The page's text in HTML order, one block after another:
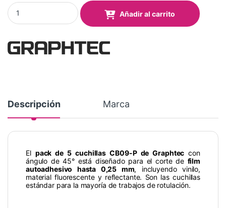
Cuchillas de corte CB09-P quantity
Añadir al carrito
Descripción Marca
El pack de 5 cuchillas CB09-P de Graphtec con
ángulo de 45° está diseñado para el corte de film
autoadhesivo hasta 0,25 mm, incluyendo vinilo,
material fluorescente y reflectante. Son las cuchillas
estándar para la mayoría de trabajos de rotulación.